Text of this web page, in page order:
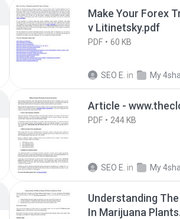
Make Your Forex
v Litinetsky.pdf
PDF 60 KB
SEO E. in My
Article -
PDF 244 KB
SEO E. in My
Understanding
In Marijuana